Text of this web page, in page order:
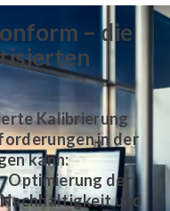
– die
Kalibrierung
in der
kann:
Optimierung der
und